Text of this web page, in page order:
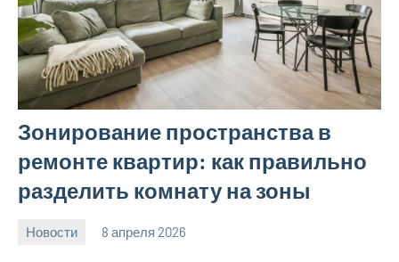
Зонирование пространства в
ремонте квартир: как правильно
разделить комнату на зоны
Новости 8 апреля 2026